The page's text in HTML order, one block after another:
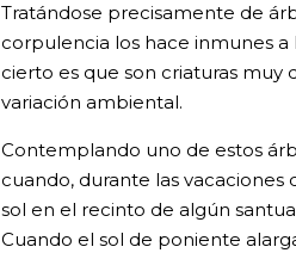
Tratándose precisamente de
corpulencia los hace inmunes
cierto es que son criaturas muy
variación ambiental.
Contemplando uno de estos
cuando, durante las vacaciones
sol en el recinto de algún
Cuando el sol de poniente